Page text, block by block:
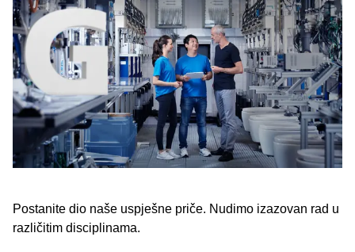
Postanite dio naše uspješne priče. Nudimo izazovan rad u
različitim disciplinama.